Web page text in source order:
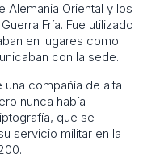
Alemania Oriental y los
Fría. Fue utilizado
en lugares como
con la sede.
compañía de alta
nunca había
que se
servicio militar en la